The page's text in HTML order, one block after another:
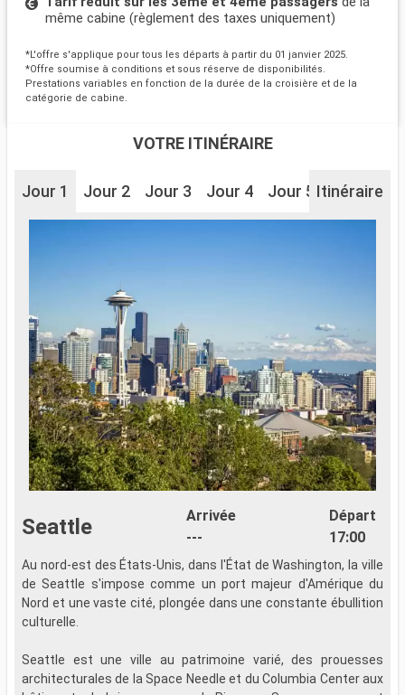
même cabine (règlement des taxes uniquement)
*L'offre s'applique pour tous les départs à partir du 01 janvier 2025.
*Offre soumise à conditions et sous réserve de disponibilités.
Prestations variables en fonction de la durée de la croisière et de la
catégorie de cabine.
VOTRE ITINÉRAIRE
Jour 1 Jour 2 Jour 3 Jour 4 Jour 5 Jour 6
Itinéraire
Seattle
Arrivée
---
Départ
17:00
Au nord-est des États-Unis, dans l'État de Washington, la ville
de Seattle s'impose comme un port majeur d'Amérique du
Nord et une vaste cité, plongée dans une constante ébullition
culturelle.
Seattle est une ville au patrimoine varié, des prouesses
architecturales de la Space Needle et du Columbia Center aux